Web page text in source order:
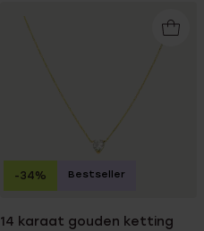
14 karaat gouden ketting
-34% Bestseller